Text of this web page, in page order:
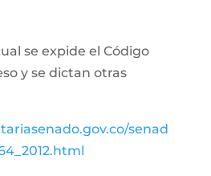
se expide el Código
y se dictan otras
senad